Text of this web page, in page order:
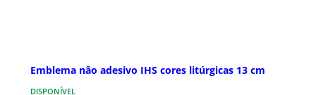
Emblema não adesivo IHS cores litúrgicas 13 cm
DISPONÍVEL